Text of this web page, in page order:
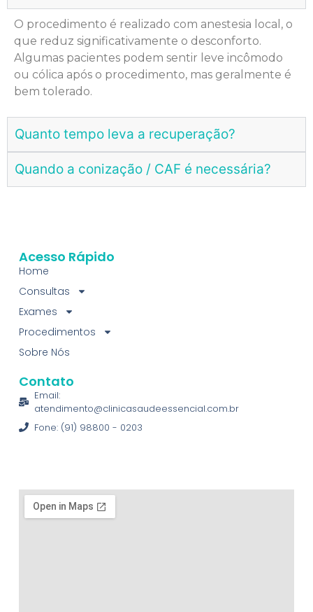
O procedimento é realizado com anestesia local, o
que reduz significativamente o desconforto.
Algumas pacientes podem sentir leve incômodo
ou cólica após o procedimento, mas geralmente é
bem tolerado.
Quanto tempo leva a recuperação?
Quando a conização / CAF é necessária?
Acesso Rápido
Home
Consultas
Exames
Procedimentos
Sobre Nós
Contato
Email:
atendimento@clinicasaudeessencial.com.br
Fone: (91) 98800 - 0203